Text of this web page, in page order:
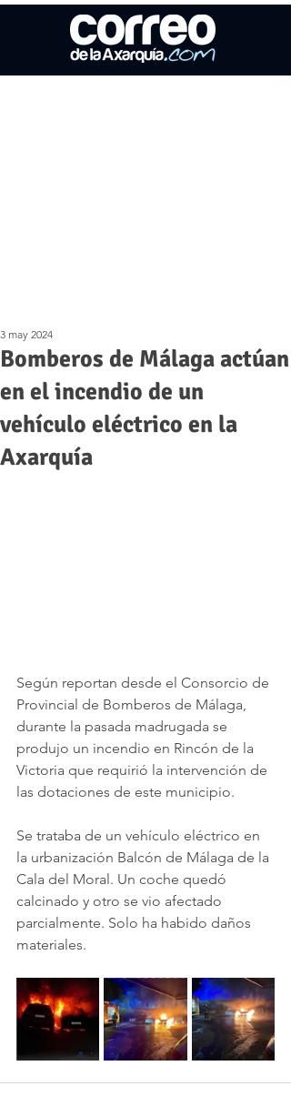
Bomberos de Málaga actúan
en el incendio de un
vehículo eléctrico en la
Axarquía
3 may 2024
Según reportan desde el Consorcio de
Provincial de Bomberos de Málaga,
durante la pasada madrugada se
produjo un incendio en Rincón de la
Victoria que requirió la intervención de
las dotaciones de este municipio.
Se trataba de un vehículo eléctrico en
la urbanización Balcón de Málaga de la
Cala del Moral. Un coche quedó
calcinado y otro se vio afectado
parcialmente. Solo ha habido daños
materiales.